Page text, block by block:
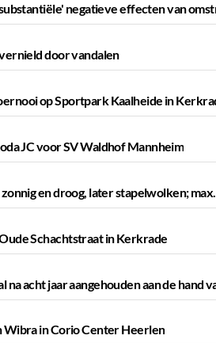
negatieve effecten van
door vandalen
op Sportpark Kaalheide in
JC voor SV Waldhof Mannheim
en droog, later stapelwolken; max.
Schachtstraat in Kerkrade
acht jaar aangehouden aan de hand
in Corio Center Heerlen